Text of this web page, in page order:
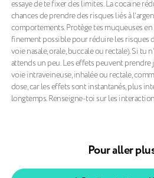
essaye de te fixer des limites. La cocaïne
chances de prendre des risques liés à
comportements. Protège tes muqueuses
finement possible pour réduire les risques
voie nasale, orale, buccale ou rectale). Si tu
attends un peu. Les effets peuvent prendre
voie intraveineuse, inhalée ou rectale,
dose, car les effets sont instantanés, plus
longtemps. Renseigne-toi sur les
Pour aller